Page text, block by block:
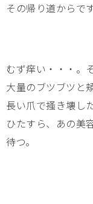
その帰り道からで
むず痒い・・・。
大量のブツブツと
長い爪で搔き壊し
ひたすら、あの美
待つ。